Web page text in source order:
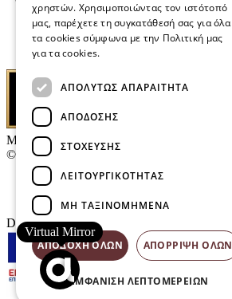
Μαρκάκης Οπτικά
© 2026
Επικοινωνία
E-Volution Awards
Designed & developed by
Virtual Mirror
χρηστών. Χρησιμοποιώντας τον ιστότοπό
μας, παρέχετε τη συγκατάθεσή σας για όλα
τα cookies σύμφωνα με την Πολιτική μας
για τα cookies.
ΑΠΟΛΎΤΩΣ ΑΠΑΡΑΊΤΗΤΑ
ΑΠΌΔΟΣΗΣ
ΣΤΌΧΕΥΣΗΣ
ΛΕΙΤΟΥΡΓΙΚΌΤΗΤΑΣ
ΜΗ ΤΑΞΙΝΟΜΗΜΈΝΑ
ΑΠΟΔΟΧΉ ΌΛΩΝ ΑΠΌΡΡΙΨΗ ΌΛΩΝ
ΕΜΦΆΝΙΣΗ ΛΕΠΤΟΜΕΡΕΙΏΝ